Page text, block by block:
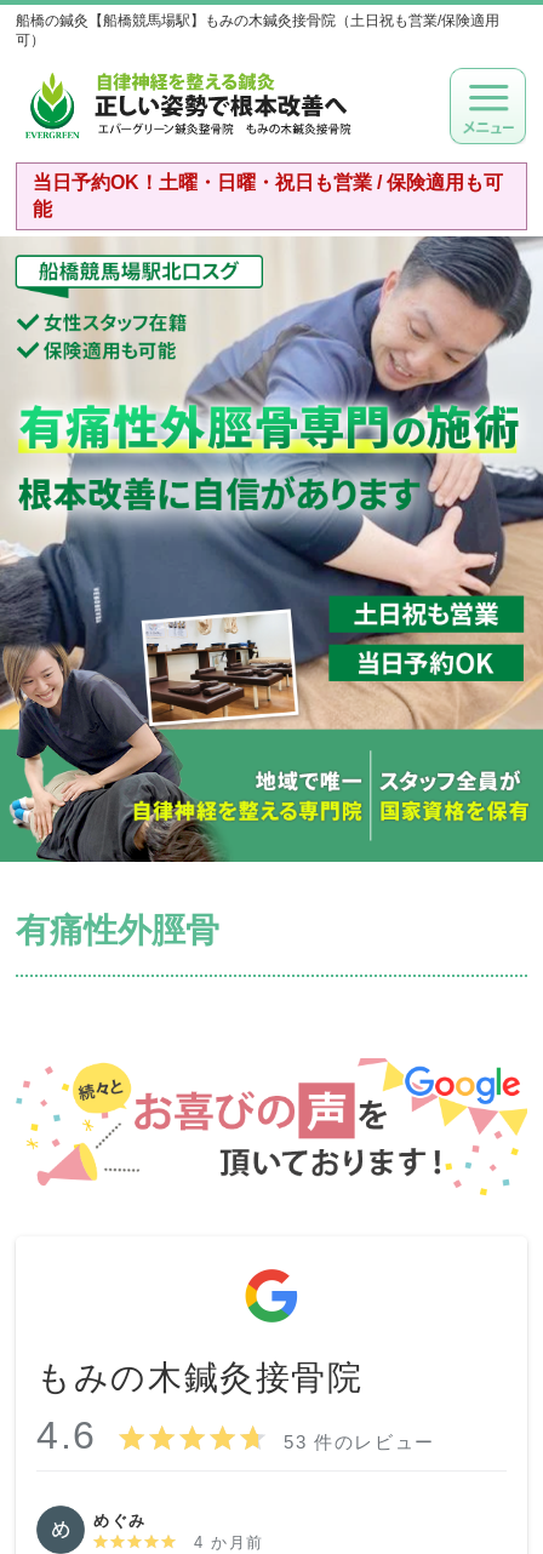
船橋の鍼灸【船橋競馬場駅】もみの木鍼灸接骨院（土日祝も営業/保険適用
可）
当日予約OK！土曜・日曜・祝日も営業 / 保険適用も可
能
有痛性外脛骨
もみの木鍼灸接骨院
4.6 53 件のレビュー
めぐみ
4 か月前